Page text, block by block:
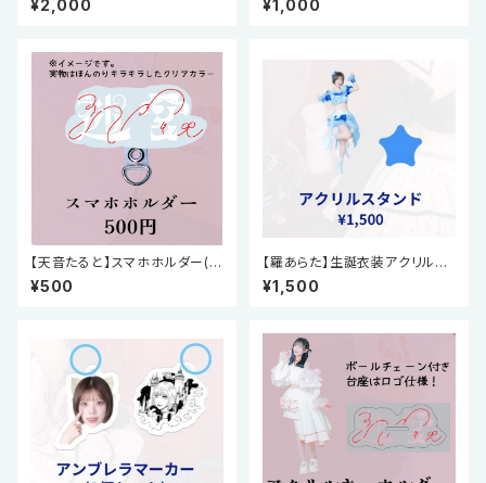
¥2,000 ¥1,000
【天音たると】スマホホルダー(周
年祭2026)
¥500
【羅あらた】生誕衣装アクリルス
タンド(生誕祭2025)
¥1,500